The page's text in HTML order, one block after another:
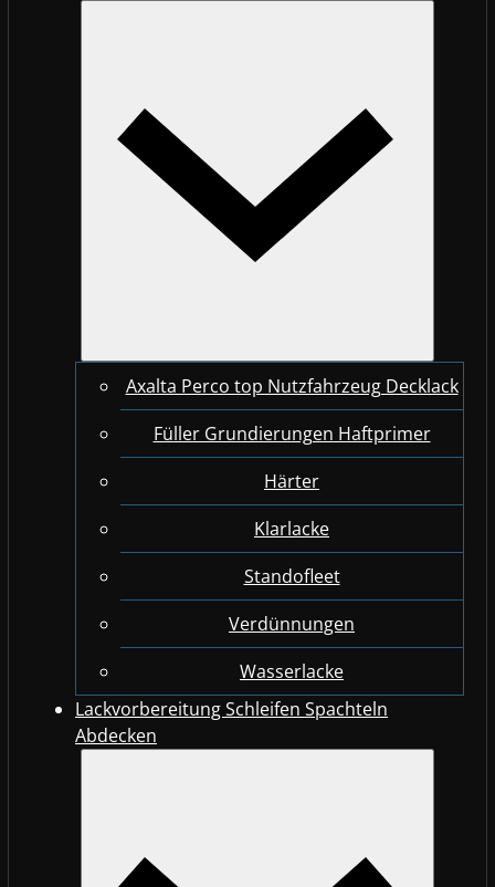
Axalta Perco top Nutzfahrzeug Decklack
Füller Grundierungen Haftprimer
Härter
Klarlacke
Standofleet
Verdünnungen
Wasserlacke
Lackvorbereitung Schleifen Spachteln
Abdecken